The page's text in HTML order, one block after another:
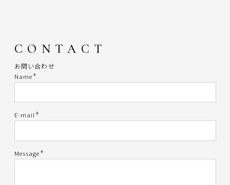
CONTACT
お問い合わせ
Name＊
E-mail ＊
Message＊